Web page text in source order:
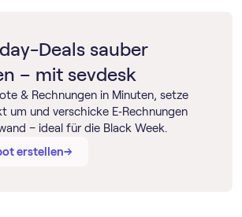
Deals sauber
– mit sevdesk
& Rechnungen in Minuten, setze
um und verschicke E‑Rechnungen
– ideal für die Black Week.
erstellen→
→